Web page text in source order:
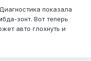
показала
зонт. Вот теперь
авто глохнуть и